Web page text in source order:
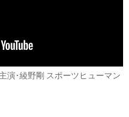
演･綾野剛 スポーツヒューマン